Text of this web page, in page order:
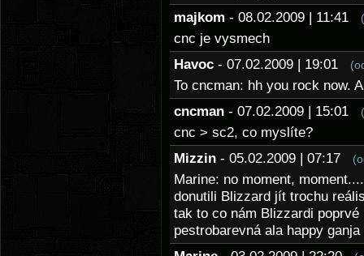
majkom - 08.02.2009 | 11:41
cnc je vysmech
Havoc - 07.02.2009 | 19:01
To cncman: hh you rock now.
cncman - 07.02.2009 | 15:01
cnc > sc2, co myslíte?
Mizzin - 05.02.2009 | 07:17
Marine: no moment,
donutili Blizzard jít trochu
tak to co nám Blizzardi
pestrobarevná ala happy